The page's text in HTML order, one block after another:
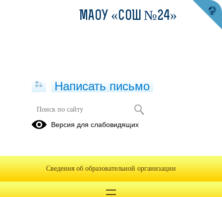
Меню 1-4 и 5-11 классы с 16
декабря по 20 декабря
МАОУ «СОШ №24»
Написать письмо
Версия для слабовидящих
Сведения об образовательной организации